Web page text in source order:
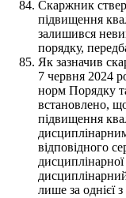
Скаржник
підвищення
залишився
порядку,
Як зазначив
7 червня 2024
норм Порядку
встановлено,
підвищення
відповідного
лише за однієї